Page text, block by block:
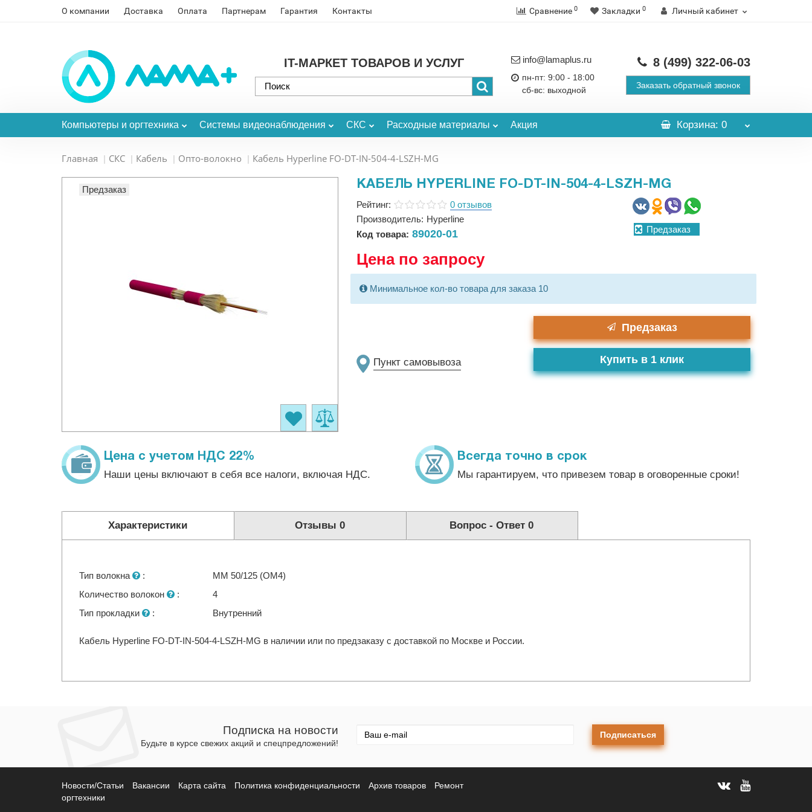
О компании Доставка Оплата Партнерам Гарантия Контакты Сравнение 0 Закладки 0 Личный кабинет
IT-МАРКЕТ ТОВАРОВ И УСЛУГ info@lamaplus.ru
пн-пт: 9:00 - 18:00
сб-вс: выходной
8 (499) 322-06-03
Заказать обратный звонок
Компьютеры и оргтехника Системы видеонаблюдения СКС Расходные материалы Акция Корзина: 0
Главная СКС Кабель Опто-волокно Кабель Hyperline FO-DT-IN-504-4-LSZH-MG
Предзаказ КАБЕЛЬ HYPERLINE FO-DT-IN-504-4-LSZH-MG
Рейтинг:
0 отзывов
Производитель: Hyperline
Код товара: 89020-01 Предзаказ
Цена по запросу
Минимальное кол-во товара для заказа 10
Предзаказ
Пункт самовывоза Купить в 1 клик
Цена с учетом НДС 22%
Наши цены включают в себя все налоги, включая НДС.
Всегда точно в срок
Мы гарантируем, что привезем товар в оговоренные сроки!
Характеристики Отзывы 0 Вопрос - Ответ0
Тип волокна :
MM 50/125 (OM4)
Количество волокон
:
4
Тип прокладки
: Внутренний
Кабель Hyperline FO-DT-IN-504-4-LSZH-MG в наличии или по предзаказу с доставкой по Москве и России.
Подписка на новости
Будьте в курсе свежих акций и спецпредложений!
Подписаться
Новости/Статьи Вакансии Карта сайта Политика конфиденциальности Архив товаров
Ремонт
оргтехники